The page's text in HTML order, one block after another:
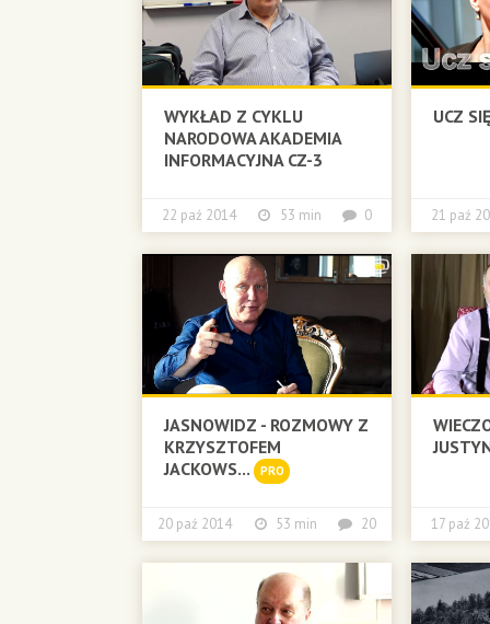
WYKŁAD Z CYKLU
NARODOWA AKADEMIA
INFORMACYJNA CZ-3
22 paź 2014 53 min 0
UCZ
21 paź
JASNOWIDZ - ROZMOWY Z
KRZYSZTOFEM
JACKOWS...
PRO
20 paź 2014 53 min 20 17 paź